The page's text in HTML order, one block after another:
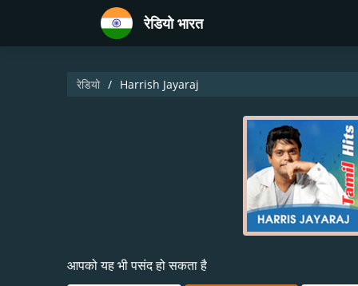
रेडियो भारत
रेडियो Harrish Jayaraj
आपको यह भी पसंद हो सकता है